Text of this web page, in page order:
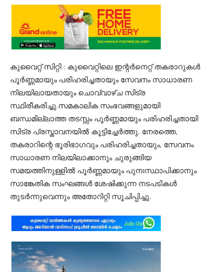
കുവൈറ്റ് സിറ്റി : കുവൈറ്റിലെ ഇന്റർനെറ്റ് തകരാറുകൾ
പൂർണ്ണമായും പരിഹരിച്ചതായും സേവനം സാധാരണ
നിലയിലായതായും ചൊവ്വാഴ്ച സിട്ര
സ്ഥിരീകരിച്ചു.സമകാലിക സംഭവങ്ങളുമായി
ബന്ധമില്ലാത്ത തടസ്സം പൂർണ്ണമായും പരിഹരിച്ചതായി
സിട്ര പ്രസ്താവനയിൽ കൂട്ടിച്ചേർത്തു. നേരത്തെ,
തകരാറിന്റെ ഭൂരിഭാഗവും പരിഹരിച്ചതായും, സേവനം
സാധാരണ നിലയിലാക്കാനും ചുരുങ്ങിയ
സമയത്തിനുള്ളിൽ പൂർണ്ണമായും പുനഃസ്ഥാപിക്കാനും
സാങ്കേതിക സംഘങ്ങൾ ശേഷിക്കുന്ന നടപടികൾ
തുടർന്നുവെന്നും അതോറിറ്റി സൂചിപ്പിച്ചു.